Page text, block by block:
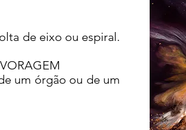
de eixo ou espiral.
um órgão ou de um